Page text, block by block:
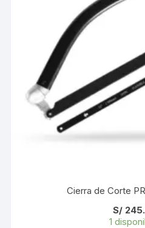
Cierra de Corte
S/
1